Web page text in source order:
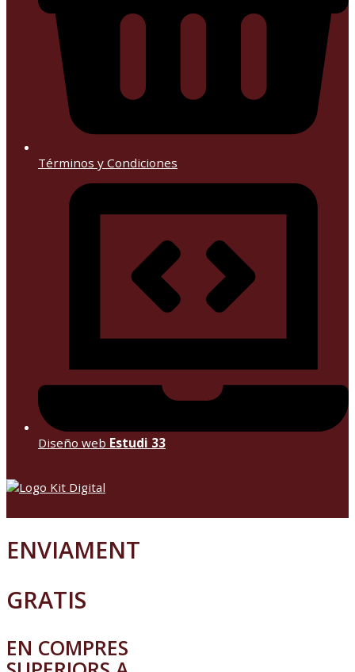
Términos y Condiciones
Diseño web Estudi 33
ENVIAMENT
GRATIS
EN COMPRES